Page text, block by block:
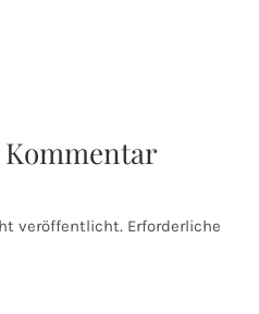
veröffentlicht. Erforderliche